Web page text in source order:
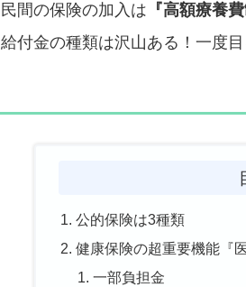
民間の保険の加入は 『高額療養費
給付金の種類は沢山ある！一度
公的保険は3種類
健康保険の超重要機能『
一部負担金